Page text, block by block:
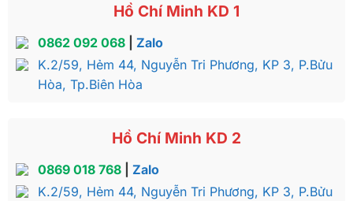
Hồ Chí Minh KD 1
0862 092 068| Zalo
K.2/59, Hẻm 44, Nguyễn Tri Phương, KP 3, P.Bửu
Hòa, Tp.Biên Hòa
Hồ Chí Minh KD 2
0869 018 768| Zalo
K.2/59, Hẻm 44, Nguyễn Tri Phương, KP 3, P.Bửu